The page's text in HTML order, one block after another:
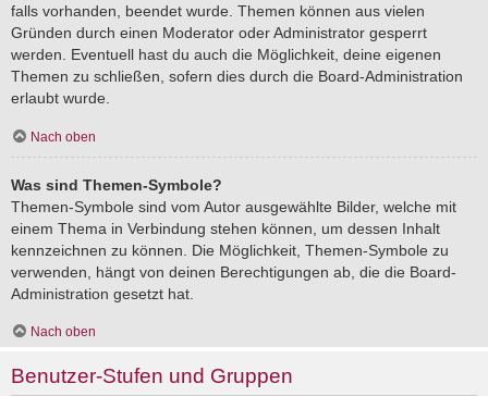
falls vorhanden, beendet wurde. Themen können aus vielen
Gründen durch einen Moderator oder Administrator gesperrt
werden. Eventuell hast du auch die Möglichkeit, deine eigenen
Themen zu schließen, sofern dies durch die Board-Administration
erlaubt wurde.
Nach oben
Was sind Themen-Symbole?
Themen-Symbole sind vom Autor ausgewählte Bilder, welche mit
einem Thema in Verbindung stehen können, um dessen Inhalt
kennzeichnen zu können. Die Möglichkeit, Themen-Symbole zu
verwenden, hängt von deinen Berechtigungen ab, die die Board-
Administration gesetzt hat.
Nach oben
Benutzer-Stufen und Gruppen